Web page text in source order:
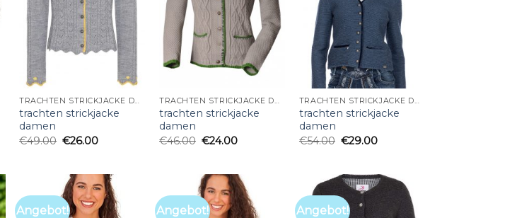
trachten strickjacke
damen
€49.00 €26.00
trachten strickjacke
damen
€46.00 €24.00
trachten strickjacke
damen
€54.00 €29.00
Angebot! Angebot! Angebot!